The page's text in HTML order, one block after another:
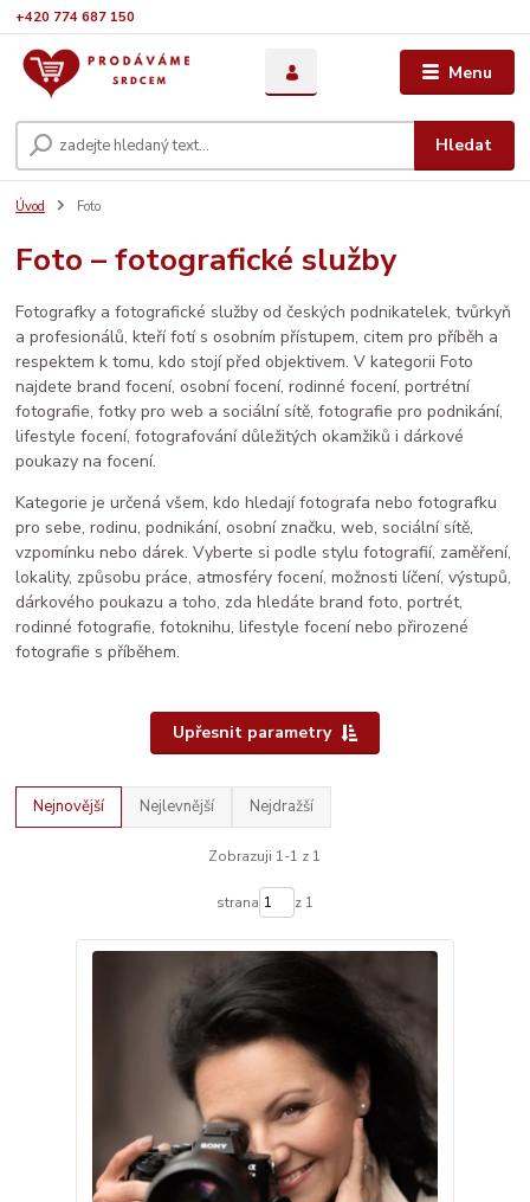
Menu
Hledat
+420 774 687 150
Úvod Foto
Foto – fotografické služby
Fotografky a fotografické služby od českých podnikatelek, tvůrkyň
a profesionálů, kteří fotí s osobním přístupem, citem pro příběh a
respektem k tomu, kdo stojí před objektivem. V kategorii Foto
najdete brand focení, osobní focení, rodinné focení, portrétní
fotografie, fotky pro web a sociální sítě, fotografie pro podnikání,
lifestyle focení, fotografování důležitých okamžiků i dárkové
poukazy na focení.
Kategorie je určená všem, kdo hledají fotografa nebo fotografku
pro sebe, rodinu, podnikání, osobní značku, web, sociální sítě,
vzpomínku nebo dárek. Vyberte si podle stylu fotografií, zaměření,
lokality, způsobu práce, atmosféry focení, možnosti líčení, výstupů,
dárkového poukazu a toho, zda hledáte brand foto, portrét,
rodinné fotografie, fotoknihu, lifestyle focení nebo přirozené
fotografie s příběhem.
Upřesnit parametry
Nejnovější Nejlevnější Nejdražší
Zobrazuji 1-1 z 1
strana z 1